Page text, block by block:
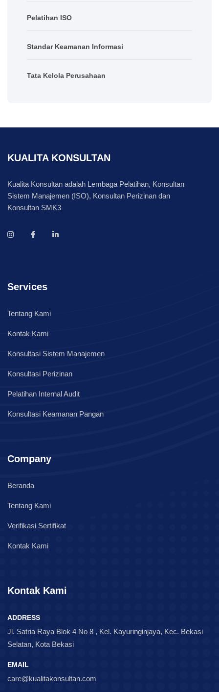
Pelatihan ISO
Standar Keamanan Informasi
Tata Kelola Perusahaan
KUALITA KONSULTAN
Kualita Konsultan adalah Lembaga Pelatihan, Konsultan
Sistem Manajemen (ISO), Konsultan Perizinan dan
Konsultan SMK3
Services
Tentang Kami
Kontak Kami
Konsultasi Sistem Manajemen
Konsultasi Perizinan
Pelatihan Internal Audit
Konsultasi Keamanan Pangan
Company
Beranda
Tentang Kami
Verifikasi Sertifikat
Kontak Kami
Kontak Kami
ADDRESS
Jl. Satria Raya Blok 4 No 8 , Kel. Kayuringinjaya, Kec. Bekasi
Selatan, Kota Bekasi
EMAIL
care@kualitakonsultan.com